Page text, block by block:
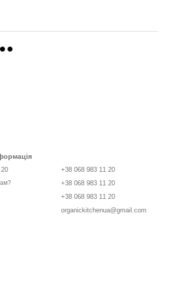
+38 068 983 11 20
+38 068 983 11 20
+38 068 983 11 20
organickitchenua@gmail.com